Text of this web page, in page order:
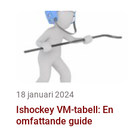
18 januari 2024
Ishockey VM-tabell: En
omfattande guide